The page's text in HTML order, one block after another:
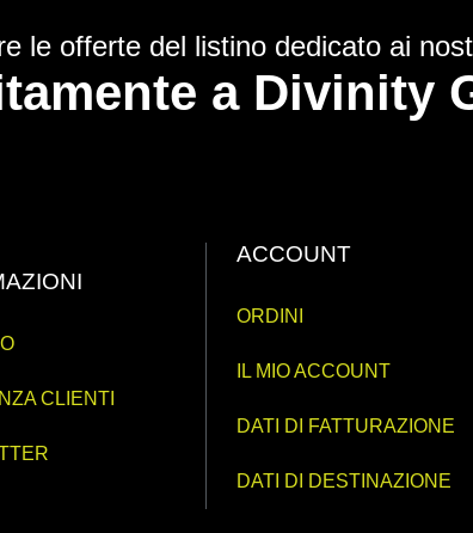
le offerte del listino dedicato ai
a Divinity
CLIENTI
ACCOUNT
ORDINI
IL MIO ACCOUNT
DATI DI FATTURAZIONE
DATI DI DESTINAZIONE